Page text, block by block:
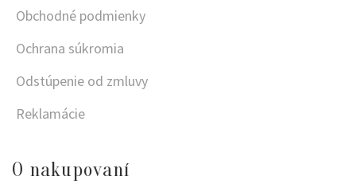
Obchodné podmienky
Ochrana súkromia
Odstúpenie od zmluvy
Reklamácie
O nakupovaní